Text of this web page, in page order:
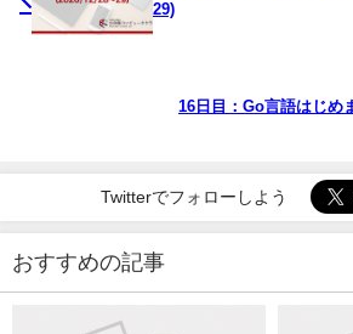
29)
16日目：Go言語はじめ
Twitterでフォローしよう
おすすめの記事